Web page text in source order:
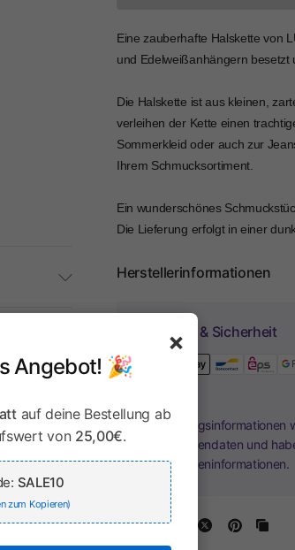
Eine zauberhafte Halskette von
und Edelweißanhängern besetzt
Die Halskette ist aus kleinen,
verleihen der Kette einen
Sommerkleid oder auch zur
Ihrem Schmucksortiment.
Ein wunderschönes
Die Lieferung erfolgt in einer
Herstellerinformationen
Zahlung & Sicherheit
Ihr Zahlungsinformationen
Kreditkartendaten und
Kreditkarteninformationen.
Share:
Touch –
unsere
×
Angebot! 🎉
auf deine Bestellung ab
von 25,00€.
SALE10
zum Kopieren)